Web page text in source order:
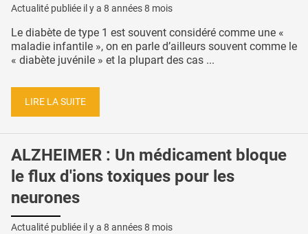
Actualité publiée il y a 8 années 8 mois
Le diabète de type 1 est souvent considéré comme une «
maladie infantile », on en parle d’ailleurs souvent comme le
« diabète juvénile » et la plupart des cas ...
LIRE LA SUITE
ALZHEIMER : Un médicament bloque
le flux d'ions toxiques pour les
neurones
Actualité publiée il y a 8 années 8 mois